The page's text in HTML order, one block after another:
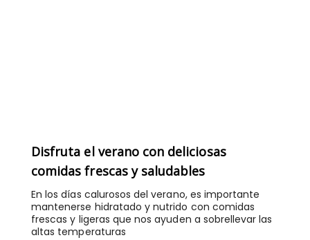
Disfruta el verano con deliciosas
comidas frescas y saludables
En los días calurosos del verano, es importante
mantenerse hidratado y nutrido con comidas
frescas y ligeras que nos ayuden a sobrellevar las
altas temperaturas